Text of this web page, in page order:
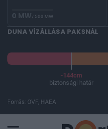
0 MW/ 500 MW
DUNA VÍZÁLLÁSA PAKSNÁL
-144cm
biztonsági határ
Forrás: OVF, HAEA